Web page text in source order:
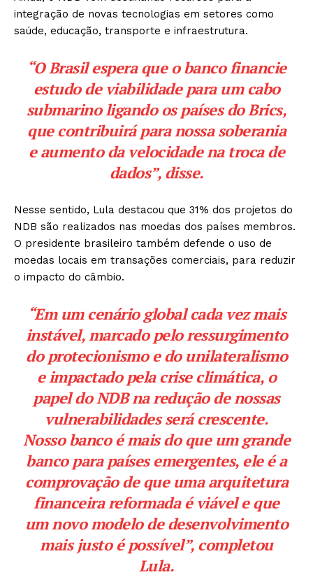
integração de novas tecnologias em setores como
saúde, educação, transporte e infraestrutura.
“O Brasil espera que o banco financie
estudo de viabilidade para um cabo
submarino ligando os países do Brics,
que contribuirá para nossa soberania
e aumento da velocidade na troca de
dados”, disse.
Nesse sentido, Lula destacou que 31% dos projetos do
NDB são realizados nas moedas dos países membros.
O presidente brasileiro também defende o uso de
moedas locais em transações comerciais, para reduzir
o impacto do câmbio.
“Em um cenário global cada vez mais
instável, marcado pelo ressurgimento
do protecionismo e do unilateralismo
e impactado pela crise climática, o
papel do NDB na redução de nossas
vulnerabilidades será crescente.
Nosso banco é mais do que um grande
banco para países emergentes, ele é a
comprovação de que uma arquitetura
financeira reformada é viável e que
um novo modelo de desenvolvimento
mais justo é possível”, completou
Lula.